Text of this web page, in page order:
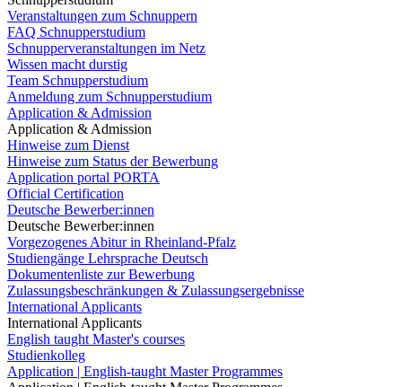
Veranstaltungen zum Schnuppern
FAQ Schnupperstudium
Schnupperveranstaltungen im Netz
Wissen macht durstig
Team Schnupperstudium
Anmeldung zum Schnupperstudium
Application & Admission
Application & Admission
Hinweise zum Dienst
Hinweise zum Status der Bewerbung
Application portal PORTA
Official Certification
Deutsche Bewerber:innen
Deutsche Bewerber:innen
Vorgezogenes Abitur in Rheinland-Pfalz
Studiengänge Lehrsprache Deutsch
Dokumentenliste zur Bewerbung
Zulassungsbeschränkungen & Zulassungsergebnisse
International Applicants
International Applicants
English taught Master's courses
Studienkolleg
Application | English-taught Master Programmes